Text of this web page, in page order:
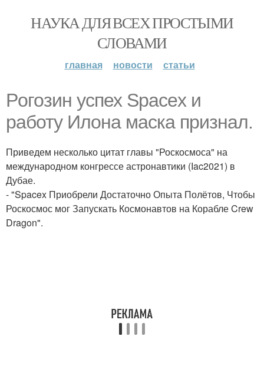
НАУКА ДЛЯ ВСЕХ ПРОСТЫМИ
СЛОВАМИ
главная новости статьи
Poгозин успех Spacex и
работу Илона маска признал.
Приведем несколько цитат главы "Роскосмоса" на
международном конгрессе астронавтики (Iac2021) в
Дубае.
- "Spacex Приобрели Достаточно Опыта Полётов, Чтобы
Роскосмос мог Запускать Космонавтов на Корабле Crew
Dragon".